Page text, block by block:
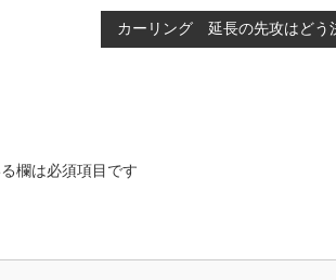
カーリング 延長の先攻はどう
欄は必須項目です